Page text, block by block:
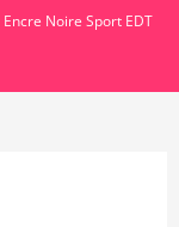
Noire Sport EDT